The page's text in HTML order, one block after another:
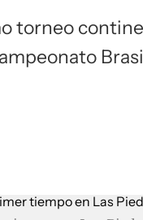
torneo